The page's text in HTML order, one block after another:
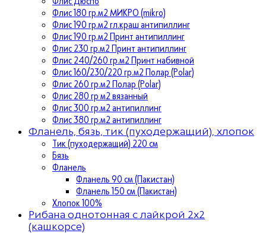
Флис 180 гр.м2 МИКРО (mikro)
Флис 190 гр.м2 гл.краш антипиллинг
Флис 190 гр.м2 Принт антипиллинг
Флис 230 гр.м2 Принт антипиллинг
Флис 240/260 гр.м2 Принт набивной
Флис 160/230/220 гр.м2 Полар (Polar)
Флис 260 гр.м2 Полар (Polar)
Флис 280 гр м2 вязанный
Флис 300 гр.м2 антипиллинг
Флис 380 гр.м2 антипиллинг
Фланель, бязь, тик (пуходержащий), хлопок
Тик (пуходержащий) 220 см
Бязь
Фланель
Фланель 90 см (Пакистан)
Фланель 150 см (Пакистан)
Хлопок 100%
Рибана однотонная с лайкрой 2х2
(кашкорсе)